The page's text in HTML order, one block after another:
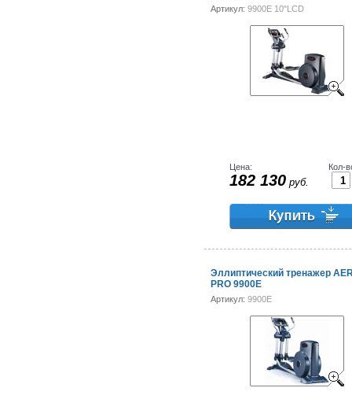
Артикул: 9900E 10"LCD
Цена:
182 130 руб.
Кол-
Эллиптический тренажер
PRO 9900E
Артикул: 9900E